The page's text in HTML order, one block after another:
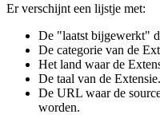
Er verschijnt een lijstje met:
De "laatst bijgewerkt"
De categorie van de
Het land waar de
De taal van de Extensie.
De URL waar de
worden.